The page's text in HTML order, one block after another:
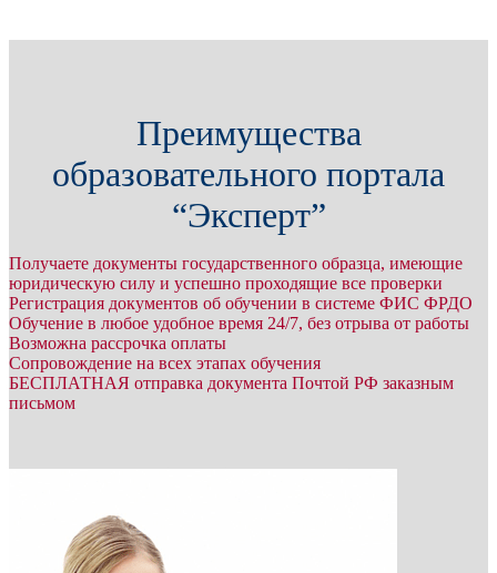
Преимущества
образовательного портала
“Эксперт”
Получаете документы государственного образца, имеющие
юридическую силу и успешно проходящие все проверки
Регистрация документов об обучении в системе ФИС ФРДО
Обучение в любое удобное время 24/7, без отрыва от работы
Возможна рассрочка оплаты
Сопровождение на всех этапах обучения
БЕСПЛАТНАЯ отправка документа Почтой РФ заказным
письмом